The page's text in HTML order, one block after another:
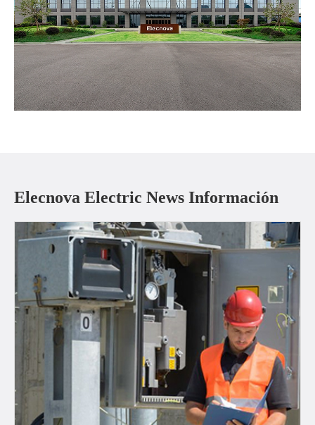
Elecnova Electric News Información